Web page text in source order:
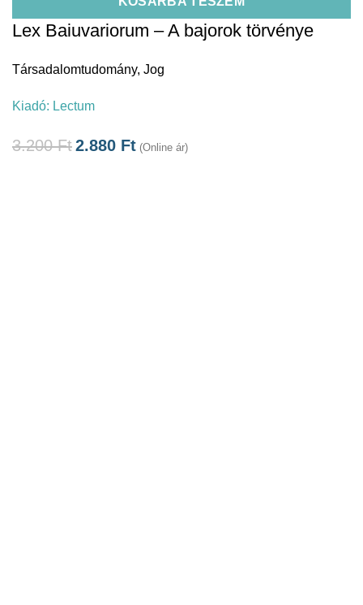
Lex Baiuvariorum – A bajorok törvénye
Társadalomtudomány, Jog
Kiadó: Lectum
3.200Ft2.880 Ft (Online ár)